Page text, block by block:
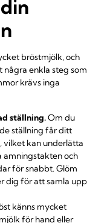
bröstmjölk, och
enkla steg som
krävs inga
ställning.Om du
ställning får ditt
vilket kan underlätta
amningstakten och
för snabbt. Glöm
dig för att samla upp
känns mycket
för hand eller